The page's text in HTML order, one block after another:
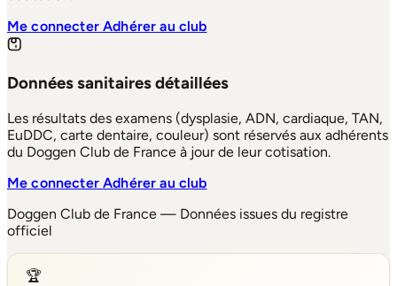
Me connecterAdhérer au club
Données sanitaires détaillées
Les résultats des examens (dysplasie, ADN, cardiaque, TAN,
EuDDC, carte dentaire, couleur) sont réservés aux adhérents
du Doggen Club de France à jour de leur cotisation.
Me connecterAdhérer au club
Doggen Club de France — Données issues du registre
officiel
🏆